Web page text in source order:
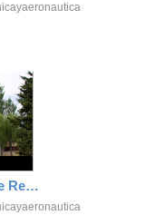
Presentación del Centro de Referencia Nacional en Máquinas Electromecánicas